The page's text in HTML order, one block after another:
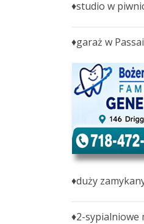
♦studio w
♦garaż w
♦duży
♦2-sypialniowe